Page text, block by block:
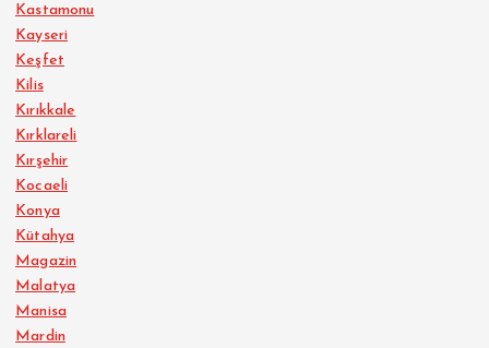
Kastamonu
Kayseri
Keşfet
Kilis
Kırıkkale
Kırklareli
Kırşehir
Kocaeli
Konya
Kütahya
Magazin
Malatya
Manisa
Mardin